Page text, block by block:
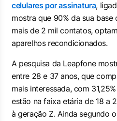
celulares por assinatura,
mostra que 90% da sua base
mais de 2 mil contatos,
aparelhos recondicionados.
A pesquisa da Leapfone
entre 28 e 37 anos, que
mais interessada, com
estão na faixa etária de 18 a
à geração Z. Ainda segundo